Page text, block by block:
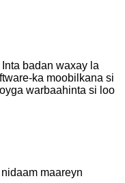
badan waxay la
ka moobilkana si
warbaahinta si loo
maareyn